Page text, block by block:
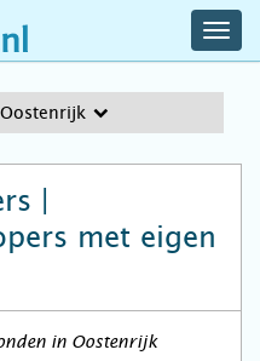
Oostenrijk
|
met eigen
in Oostenrijk